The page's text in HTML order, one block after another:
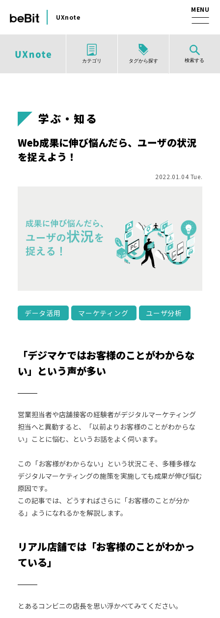
UXnote
カテゴリ タグから探す 検索する
学ぶ・知る
Web成果に伸び悩んだら、ユーザの状況
を捉えよう！
2022.01.04 Tue.
データ活用 マーケティング ユーザ分析
「デジマケではお客様のことがわからな
い」という声が多い
営業担当者や店舗接客の経験者がデジタルマーケティング
担当へと異動すると、「以前よりお客様のことがわからな
い」ことに悩む、というお話をよく伺います。
この「お客様がわからない」という状況こそ、多種多様な
デジタルマーケティングの施策を実施しても成果が伸び悩む
原因です。
この記事では、どうすればさらに「お客様のことが分か
る」ようになれるかを解説します。
リアル店舗では「お客様のことがわかっ
ている」
とあるコンビニの店長を思い浮かべてみてください。